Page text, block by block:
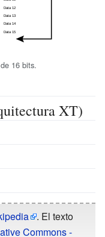
16 bits.
XT)
. El texto
Commons -